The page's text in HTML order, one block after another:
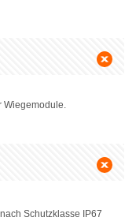
Wiegemodule.
Schutzklasse IP67